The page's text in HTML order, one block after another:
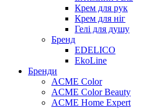
Крем для рук
Крем для ніг
Гелі для душу
Бренд
EDELICO
EkoLine
Бренди
ACME Color
ACME Color Beauty
ACME Home Expert